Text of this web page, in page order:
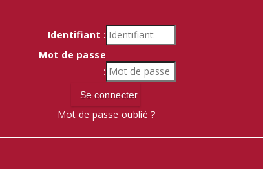
Identifiant :
Mot de passe
:
Mot de passe oublié ?